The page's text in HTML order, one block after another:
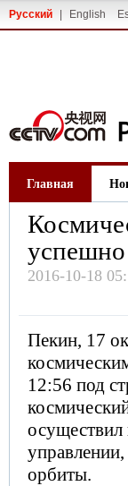
Русский English
Главная
успешно
2016-10-18
Пекин, 17
12:56 под
осуществил
орбиты.